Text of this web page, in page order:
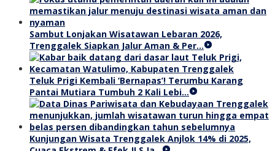
Sambut Lonjakan Wisatawan Lebaran 2026,
Trenggalek Siapkan Jalur Aman & Per…
Teluk Prigi Kembali ‘Bernapas’! Terumbu Karang
Pantai Mutiara Tumbuh 2 Kali Lebi…
Kunjungan Wisata Trenggalek Anjlok 14% di 2025,